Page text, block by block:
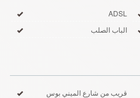
ADSL
الباب الصلب
قريب من شارع الميني بوس